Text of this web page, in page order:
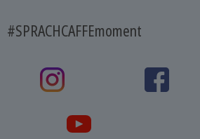
#SPRACHCAFFEmoment